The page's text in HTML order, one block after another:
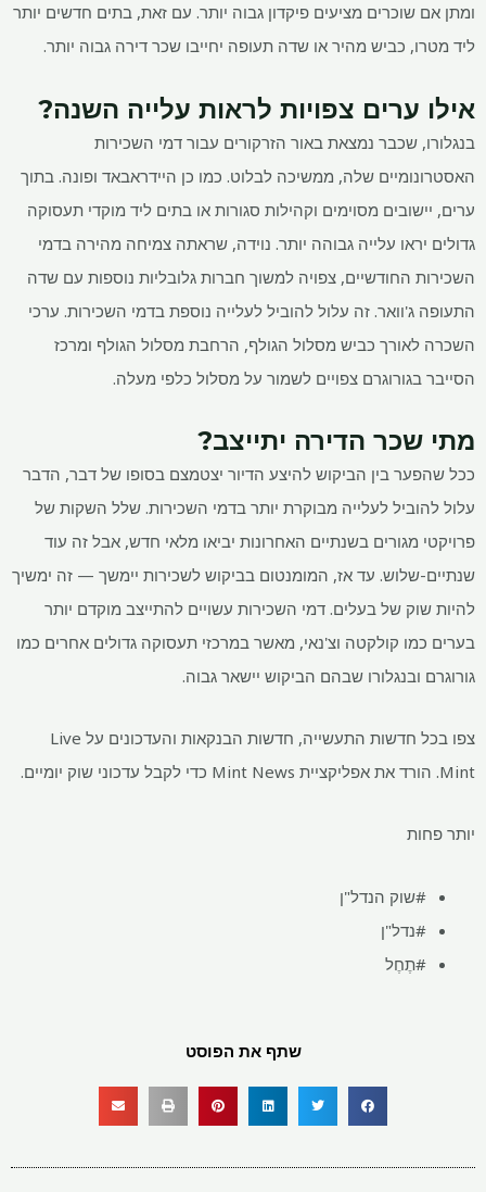
ומתן אם שוכרים מציעים פיקדון גבוה יותר. עם זאת, בתים חדשים יותר
ליד מטרו, כביש מהיר או שדה תעופה יחייבו שכר דירה גבוה יותר.
אילו ערים צפויות לראות עלייה השנה?
בנגלורו, שכבר נמצאת באור הזרקורים עבור דמי השכירות
האסטרונומיים שלה, ממשיכה לבלוט. כמו כן היידראבאד ופונה. בתוך
ערים, יישובים מסוימים וקהילות סגורות או בתים ליד מוקדי תעסוקה
גדולים יראו עלייה גבוהה יותר. נוידה, שראתה צמיחה מהירה בדמי
השכירות החודשיים, צפויה למשוך חברות גלובליות נוספות עם שדה
התעופה ג'וואר. זה עלול להוביל לעלייה נוספת בדמי השכירות. ערכי
השכרה לאורך כביש מסלול הגולף, הרחבת מסלול הגולף ומרכז
הסייבר בגורוגרם צפויים לשמור על מסלול כלפי מעלה.
מתי שכר הדירה יתייצב?
ככל שהפער בין הביקוש להיצע הדיור יצטמצם בסופו של דבר, הדבר
עלול להוביל לעלייה מבוקרת יותר בדמי השכירות. שלל השקות של
פרויקטי מגורים בשנתיים האחרונות יביאו מלאי חדש, אבל זה עוד
שנתיים-שלוש. עד אז, המומנטום בביקוש לשכירות יימשך — זה ימשיך
להיות שוק של בעלים. דמי השכירות עשויים להתייצב מוקדם יותר
בערים כמו קולקטה וצ'נאי, מאשר במרכזי תעסוקה גדולים אחרים כמו
גורוגרם ובנגלורו שבהם הביקוש יישאר גבוה.
צפו בכל חדשות התעשייה, חדשות הבנקאות והעדכונים על Live
Mint. הורד את אפליקציית Mint News כדי לקבל עדכוני שוק יומיים.
יותר פחות
#שוק הנדל"ן
#נדל"ן
#תֶחֶל
שתף את הפוסט